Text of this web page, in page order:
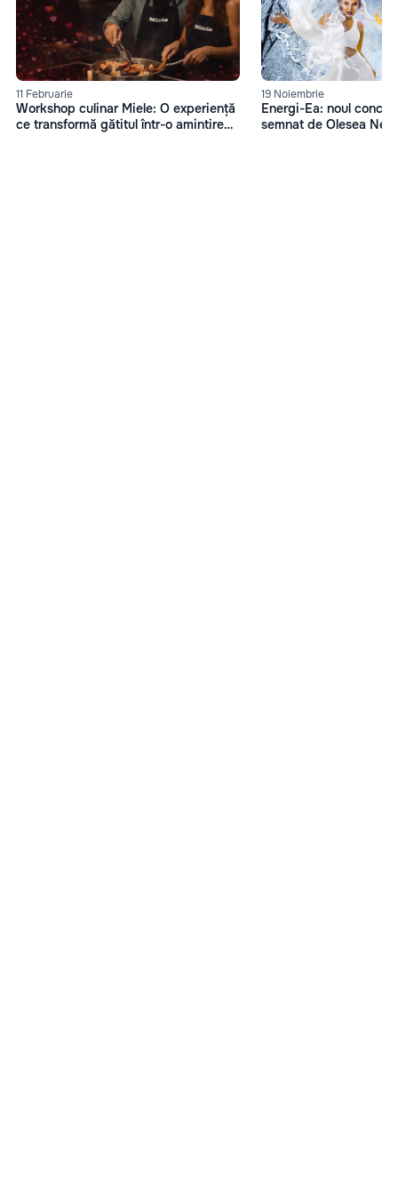
11 Februarie
Workshop culinar Miele: O experiență
ce transformă gătitul într-o amintire
19 Noiembrie
Energi-Ea: noul
semnat de Olesea